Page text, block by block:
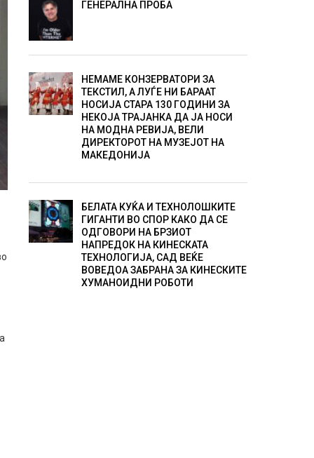
ГЕНЕРАЛНА ПРОБА
НЕМАМЕ КОНЗЕРВАТОРИ ЗА
ТЕКСТИЛ, А ЛУЃЕ НИ БАРААТ
НОСИЈА СТАРА 130 ГОДИНИ ЗА
НЕКОЈА ТРАЈАНКА ДА ЈА НОСИ
НА МОДНА РЕВИЈА, ВЕЛИ
ДИРЕКТОРОТ НА МУЗЕЈОТ НА
МАКЕДОНИЈА
БЕЛАТА КУЌА И ТЕХНОЛОШКИТЕ
ГИГАНТИ ВО СПОР КАКО ДА СЕ
ОДГОВОРИ НА БРЗИОТ
НАПРЕДОК НА КИНЕСКАТА
ТЕХНОЛОГИЈА, САД ВЕЌЕ
ВОВЕДОА ЗАБРАНА ЗА КИНЕСКИТЕ
ХУМАНОИДНИ РОБОТИ